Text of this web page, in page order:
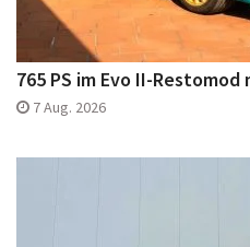
765 PS im Evo II-
7 Aug. 2026